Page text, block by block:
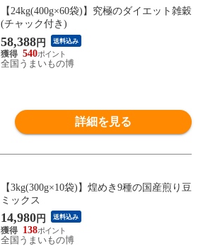
【24kg(400g×60袋)】究極のダイエット雑穀
(チャック付き)
58,388円 送料込み
540
全国うまいもの博
詳細を見る
【3kg(300g×10袋)】煌めき9種の国産煎り豆
ミックス
14,980円 送料込み
138
全国うまいもの博